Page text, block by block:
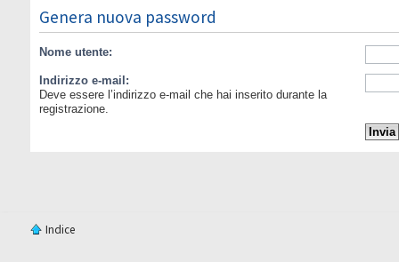
Genera nuova password
Nome utente:
Indirizzo e-mail:
Deve essere l’indirizzo e-mail che hai inserito durante la
registrazione.
Indice